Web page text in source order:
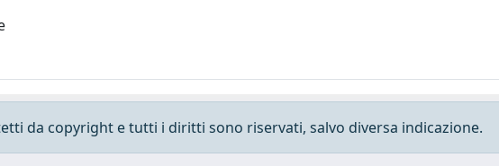
da copyright e tutti i diritti sono riservati, salvo diversa indicazione.